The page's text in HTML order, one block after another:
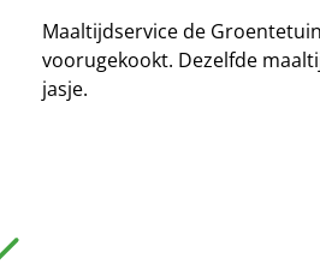
Maaltijdservice de
voorugekookt. Dezelfde
jasje.